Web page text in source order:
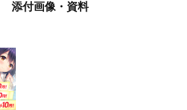
添付画像・資料